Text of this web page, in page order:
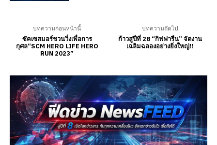
บทความก่อนหน้านี้
ซัคเซสมอร์ชวนวิ่งเพื่อการ
กุศล“SCM HERO LIFE HERO
RUN 2023”
บทความถัดไป
ก้าวสู่ปีที่ 28 “กิฟฟารีน” จัดงาน
เฉลิมฉลองอย่างยิ่งใหญ่!!